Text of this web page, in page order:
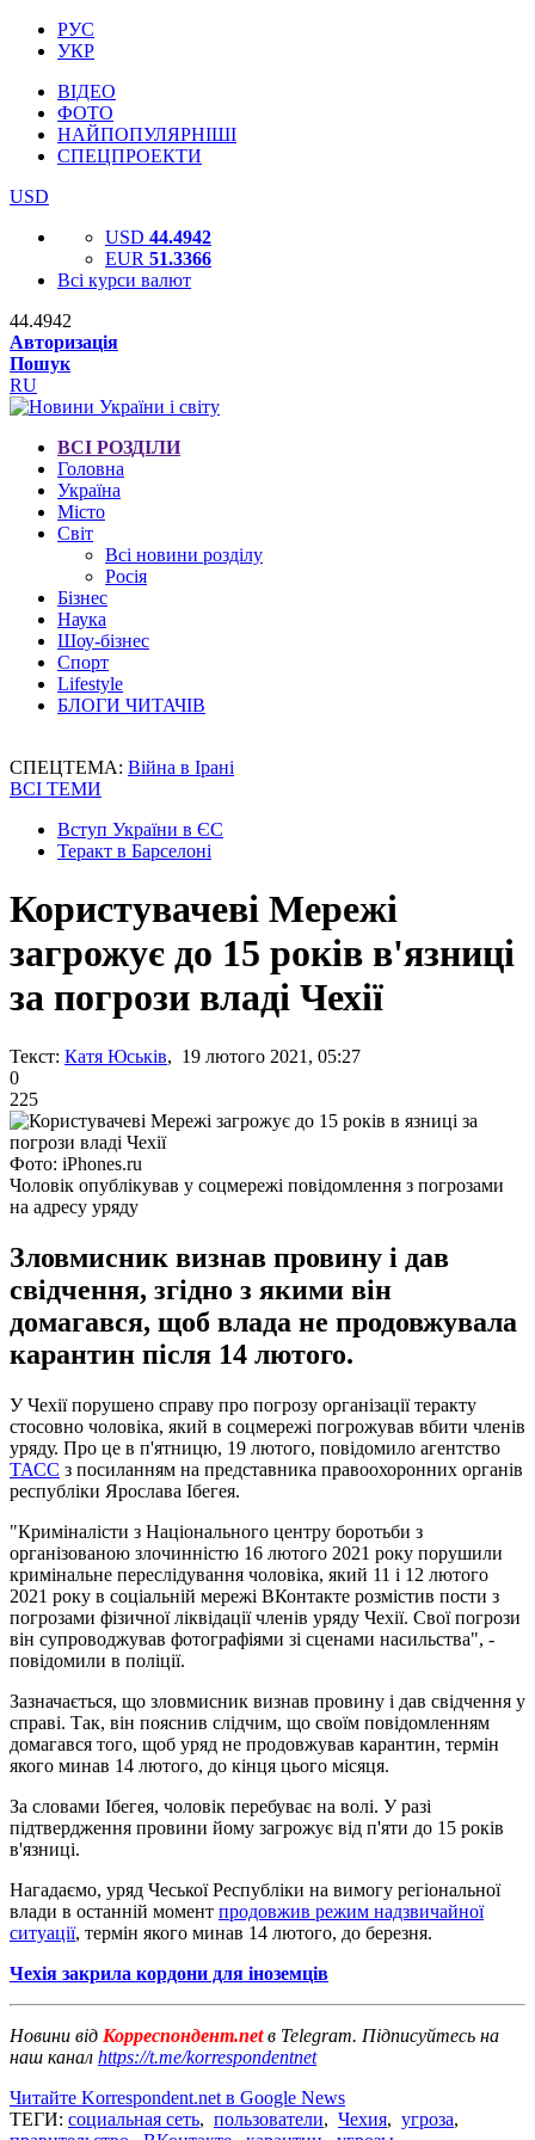
РУС
УКР
ВІДЕО
ФОТО
НАЙПОПУЛЯРНІШІ
СПЕЦПРОЕКТИ
USD
USD 44.4942
EUR 51.3366
Всі курси валют
44.4942
Авторизація
Пошук
RU
ВСІ РОЗДІЛИ
Головна
Україна
Місто
Світ
Всі новини розділу
Росія
Бізнес
Наука
Шоу-бізнес
Спорт
Lifestyle
БЛОГИ ЧИТАЧІВ
СПЕЦТЕМА: Війна в Ірані
ВСІ ТЕМИ
Вступ України в ЄС
Теракт в Барселоні
Користувачеві Мережі
загрожує до 15 років в'язниці
за погрози владі Чехії
Текст: Катя Юськів, 19 лютого 2021, 05:27
0
225
Фото: iPhones.ru
Чоловік опублікував у соцмережі повідомлення з погрозами
на адресу уряду
Зловмисник визнав провину і дав
свідчення, згідно з якими він
домагався, щоб влада не продовжувала
карантин після 14 лютого.
У Чехії порушено справу про погрозу організації теракту
стосовно чоловіка, який в соцмережі погрожував вбити членів
уряду. Про це в п'ятницю, 19 лютого, повідомило агентство
ТАСС з посиланням на представника правоохоронних органів
республіки Ярослава Ібегея.
"Криміналісти з Національного центру боротьби з
організованою злочинністю 16 лютого 2021 року порушили
кримінальне переслідування чоловіка, який 11 і 12 лютого
2021 року в соціальній мережі ВКонтакте розмістив пости з
погрозами фізичної ліквідації членів уряду Чехії. Свої погрози
він супроводжував фотографіями зі сценами насильства", -
повідомили в поліції.
Зазначається, що зловмисник визнав провину і дав свідчення у
справі. Так, він пояснив слідчим, що своїм повідомленням
домагався того, щоб уряд не продовжував карантин, термін
якого минав 14 лютого, до кінця цього місяця.
За словами Ібегея, чоловік перебуває на волі. У разі
підтвердження провини йому загрожує від п'яти до 15 років
в'язниці.
Нагадаємо, уряд Чеської Республіки на вимогу регіональної
влади в останній момент продовжив режим надзвичайної
ситуації, термін якого минав 14 лютого, до березня.
Чехія закрила кордони для іноземців
Новини від Корреспондент.netв Telegram. Підписуйтесь на
наш канал https://t.me/korrespondentnet
Читайте Korrespondent.net в Google News
ТЕГИ: социальная сеть, пользователи, Чехия, угроза,